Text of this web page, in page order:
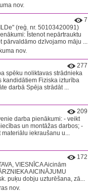
nov.
7
(reģ. nr. 50103420091)
Īstenot nepārtrauktu
pārvaldāmo dzīvojamo māju ...
nov.
277
spēku noliktavas strādnieka
kandidātiem Fiziska izturība
darbā Spēja strādāt ...
209
darba pienākumi: - veikt
un montāžas darbos; -
iekraušanu u...
172
VIESNĪCA Aicinām
AICINĀJUMU
puķu dobju uzturēšana, zā...
nov.